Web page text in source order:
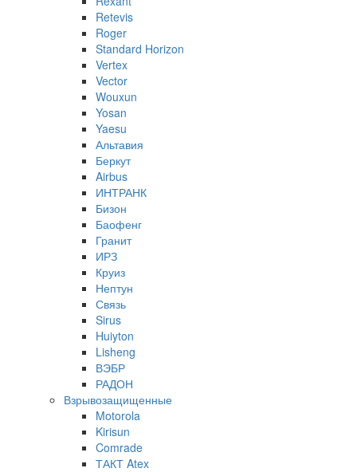
Retevis
Roger
Standard Horizon
Vertex
Vector
Wouxun
Yosan
Yaesu
Альтавия
Беркут
Airbus
ИНТРАНК
Бизон
Баофенг
Гранит
ИРЗ
Круиз
Нептун
Связь
Sirus
Huiyton
Lisheng
ВЭБР
РАДОН
Взрывозащищенные
Motorola
Kirisun
Comrade
ТАКТ Atex